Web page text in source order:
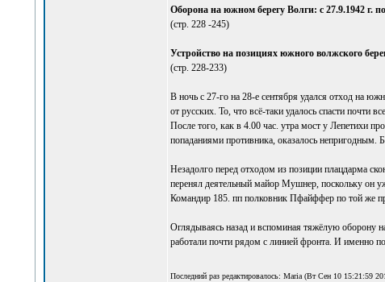
Оборона на южном берегу Волги: с 27.9.1942 г. по
(стр. 228 -245)
Устройство на позициях южного волжского
(стр. 228-233)
В ночь с 27-го на 28-е сентября удался отход на
от русских. То, что всё-таки удалось спасти почти
После того, как в 4.00 час. утра мост у Лепетихи
попаданиями противника, оказалось
Незадолго перед отходом из позиции плацдарма
перенял деятельный майор Мушнер, поскольку он
Командир 185. пп полковник Пфайффер по той же
Оглядываясь назад и вспоминая тяжёлую оборону
работали почти рядом с линией фронта. И именно
Последний раз редактировалось: Maria (Вт Сен 10 15:21:59